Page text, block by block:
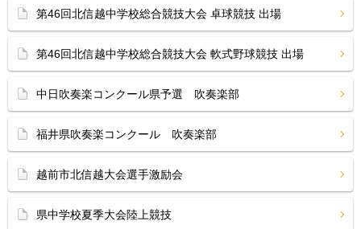
第46回北信越中学校総合競技大会 卓球競技 出場
第46回北信越中学校総合競技大会 軟式野球競技 出場
中日吹奏楽コンクール県予選 吹奏楽部
福井県吹奏楽コンクール 吹奏楽部
越前市北信越大会選手激励会
県中学校夏季大会陸上競技